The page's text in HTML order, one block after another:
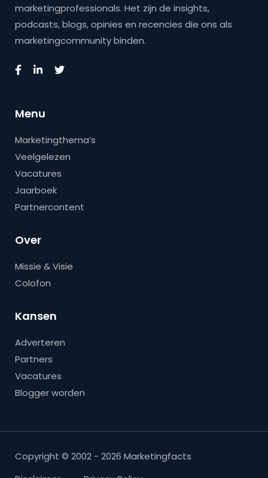
marketingprofessionals. Het zijn de insights,
podcasts, blogs, opinies en recencies die ons als
marketingcommunity binden.
Menu
Marketingthema’s
Veelgelezen
Vacatures
Jaarboek
Partnercontent
Over
Missie & Visie
Colofon
Kansen
Adverteren
Partners
Vacatures
Blogger worden
Copyright © 2002 - 2026 Marketingfacts